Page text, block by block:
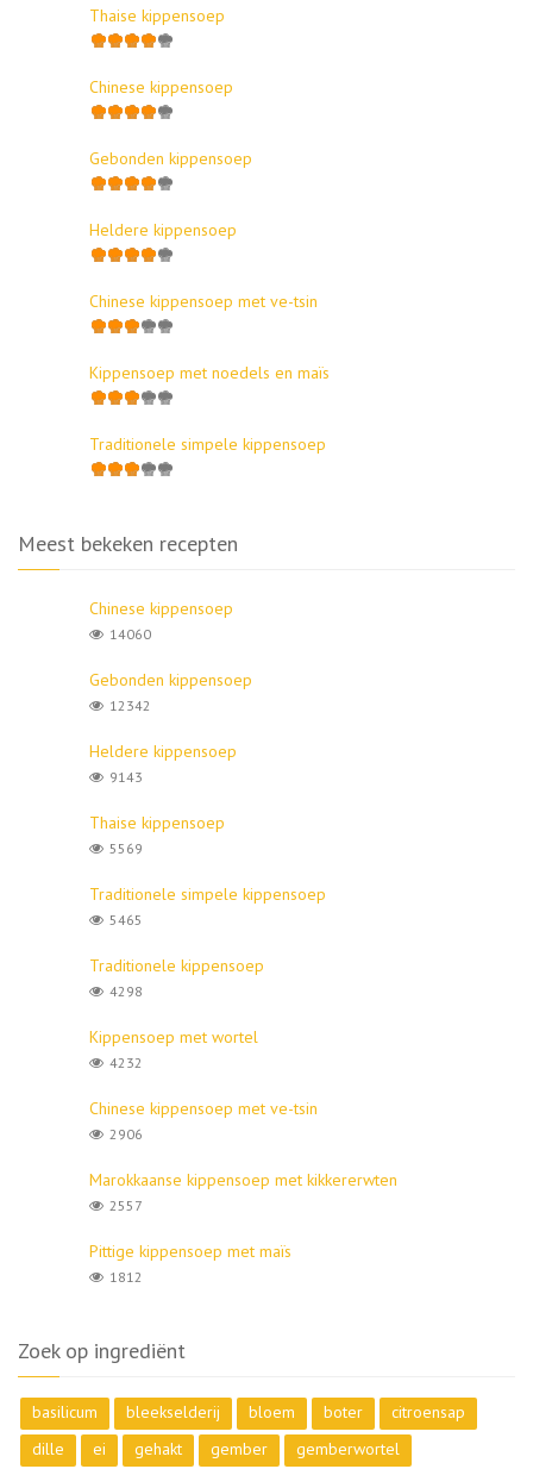
Thaise kippensoep
Chinese kippensoep
Gebonden kippensoep
Heldere kippensoep
Chinese kippensoep met ve-tsin
Kippensoep met noedels en maïs
Traditionele simpele kippensoep
Meest bekeken recepten
Chinese kippensoep
14060
Gebonden kippensoep
12342
Heldere kippensoep
9143
Thaise kippensoep
5569
Traditionele simpele kippensoep
5465
Traditionele kippensoep
4298
Kippensoep met wortel
4232
Chinese kippensoep met ve-tsin
2906
Marokkaanse kippensoep met kikkererwten
2557
Pittige kippensoep met maïs
1812
Zoek op ingrediënt
basilicum bleekselderij bloem boter
citroensap
dille
ei gehakt gember gemberwortel